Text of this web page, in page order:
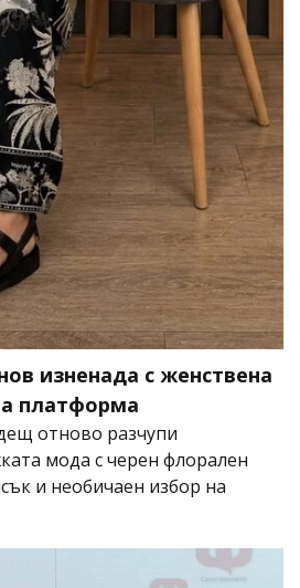
изненада с женствена
платформа
отново разчупи
мода с черен флорален
и необичаен избор на